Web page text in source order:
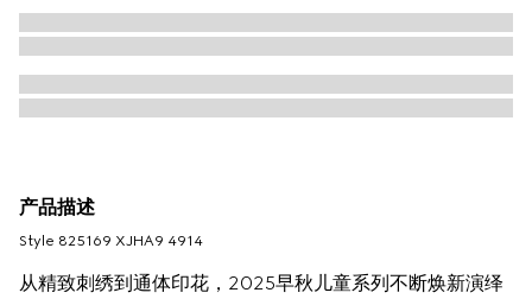
产品描述
Style ‎825169 XJHA9 4914
从精致刺绣到通体印花，2025早秋儿童系列不断焕新演绎